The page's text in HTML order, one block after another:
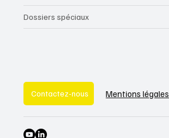
Dossiers spéciaux
Contactez-nous Mentions légales